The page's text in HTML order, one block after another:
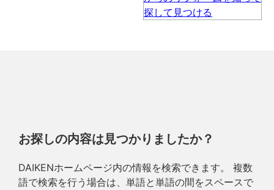
お探しの内容は見つかりましたか？
DAIKENホームページ内の情報を検索できます。 複数
語で検索を行う場合は、単語と単語の間をスペースで